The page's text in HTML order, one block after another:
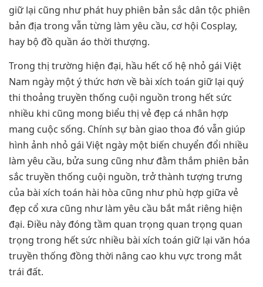
giữ lại cũng như phát huy phiên bản sắc dân tộc phiên
bản địa trong vẫn từng làm yêu cầu, cơ hội Cosplay,
hay bộ đồ quần áo thời thượng.
Trong thị trường hiện đại, hầu hết cố hệ nhỏ gái Việt
Nam ngày một ý thức hơn về bài xích toán giữ lại quý
thi thoảng truyền thống cuội nguồn trong hết sức
nhiều khi cũng mong biểu thị vẻ đẹp cá nhân hợp
mang cuộc sống. Chính sự bàn giao thoa đó vẫn giúp
hình ảnh nhỏ gái Việt ngày một biến chuyển đổi nhiều
làm yêu cầu, bửa sung cũng như đằm thắm phiên bản
sắc truyền thống cuội nguồn, trở thành tượng trưng
của bài xích toán hài hòa cũng như phù hợp giữa vẻ
đẹp cổ xưa cũng như làm yêu cầu bắt mắt riêng hiện
đại. Điều này đóng tầm quan trọng quan trọng quan
trọng trong hết sức nhiều bài xích toán giữ lại văn hóa
truyền thống đồng thời nâng cao khu vực trong mắt
trái đất.